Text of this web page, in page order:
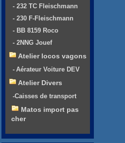
- 232 TC Fleischmann
- 230 F-Fleischmann
- BB 8159 Roco
- 2NNG Jouef
Atelier locos vagons
- Aérateur Voiture DEV
Atelier Divers
-Caisses de transport
Matos import pas
cher